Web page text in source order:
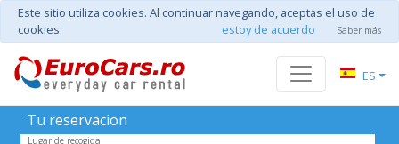
Este sitio utiliza cookies. Al continuar navegando, aceptas el uso de
cookies.
estoy de acuerdo Saber más
ES
Tu reservacion
Lugar de recogida